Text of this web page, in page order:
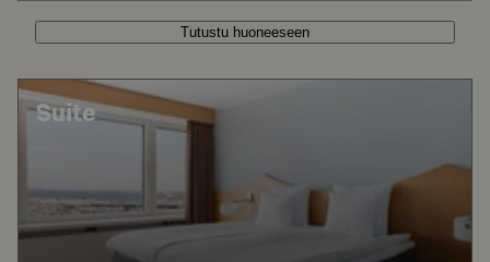
Tutustu huoneeseen
Suite